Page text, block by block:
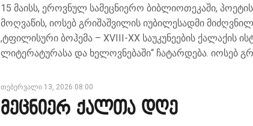
15 მაისს, ეროვნულ სამეცნიერო ბიბლიოთეკაში,
მოღვაწის, იოსებ გრიშაშვილის იუბილესადმი
,ტფილისური ბოჰემა – XVIII-XX საუკუნეების ქალაქის
ლიტერატურასა და ხელოვნებაში“ ჩატარდება. იოსებ
თებერვალი 13, 2026 08:00
მეცნიერ ქალთა დღე